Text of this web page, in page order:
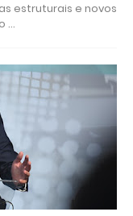
estruturais e novos
…